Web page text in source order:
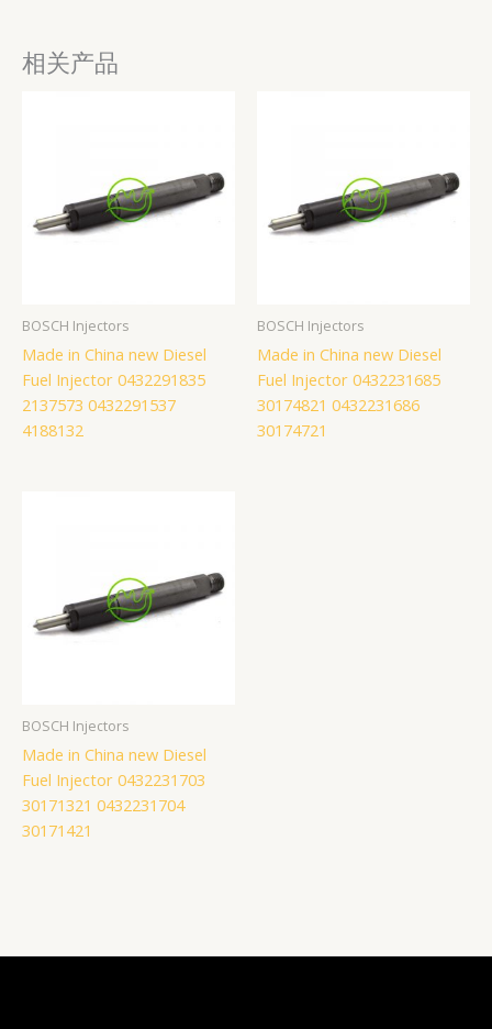
相关产品
BOSCH Injectors
Made in China new Diesel
Fuel Injector 0432291835
2137573 0432291537
4188132
BOSCH Injectors
Made in China new Diesel
Fuel Injector 0432231685
30174821 0432231686
30174721
BOSCH Injectors
Made in China new Diesel
Fuel Injector 0432231703
30171321 0432231704
30171421